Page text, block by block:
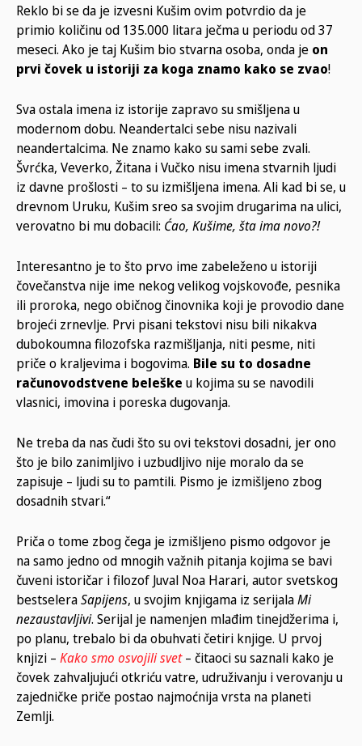
Reklo bi se da je izvesni Kušim ovim potvrdio da je
primio količinu od 135.000 litara ječma u periodu od 37
meseci. Ako je taj Kušim bio stvarna osoba, onda je on
prvi čovek u istoriji za koga znamo kako se zvao!
Sva ostala imena iz istorije zapravo su smišljena u
modernom dobu. Neandertalci sebe nisu nazivali
neandertalcima. Ne znamo kako su sami sebe zvali.
Švrćka, Veverko, Žitana i Vučko nisu imena stvarnih ljudi
iz davne prošlosti – to su izmišljena imena. Ali kad bi se, u
drevnom Uruku, Kušim sreo sa svojim drugarima na ulici,
verovatno bi mu dobacili: Ćao, Kušime, šta ima novo?!
Interesantno je to što prvo ime zabeleženo u istoriji
čovečanstva nije ime nekog velikog vojskovođe, pesnika
ili proroka, nego običnog činovnika koji je provodio dane
brojeći zrnevlje. Prvi pisani tekstovi nisu bili nikakva
dubokoumna filozofska razmišljanja, niti pesme, niti
priče o kraljevima i bogovima. Bile su to dosadne
računovodstvene beleške u kojima su se navodili
vlasnici, imovina i poreska dugovanja.
Ne treba da nas čudi što su ovi tekstovi dosadni, jer ono
što je bilo zanimljivo i uzbudljivo nije moralo da se
zapisuje – ljudi su to pamtili. Pismo je izmišljeno zbog
dosadnih stvari.“
Priča o tome zbog čega je izmišljeno pismo odgovor je
na samo jedno od mnogih važnih pitanja kojima se bavi
čuveni istoričar i filozof Juval Noa Harari, autor svetskog
bestseleraSapijens, u svojim knjigama iz serijalaMi
nezaustavljivi. Serijal je namenjen mlađim tinejdžerima i,
po planu, trebalo bi da obuhvati četiri knjige. U prvoj
knjizi – Kako smo osvojili svet– čitaoci su saznali kako je
čovek zahvaljujući otkriću vatre, udruživanju i verovanju u
zajedničke priče postao najmoćnija vrsta na planeti
Zemlji.